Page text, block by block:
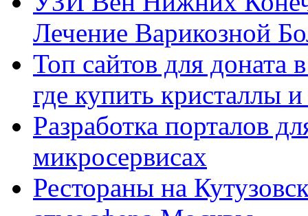
Лечение Варикозной
Топ сайтов для
где купить кристаллы
Разработка порталов
микросервисах
Рестораны на